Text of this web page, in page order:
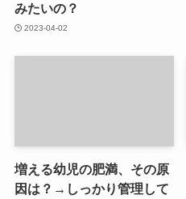
みたいの？
2023-04-02
増える幼児の肥満、その原
因は？→しっかり管理して